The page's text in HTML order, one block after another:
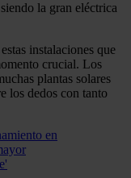
la gran eléctrica
instalaciones que
crucial. Los
plantas solares
los dedos con tanto